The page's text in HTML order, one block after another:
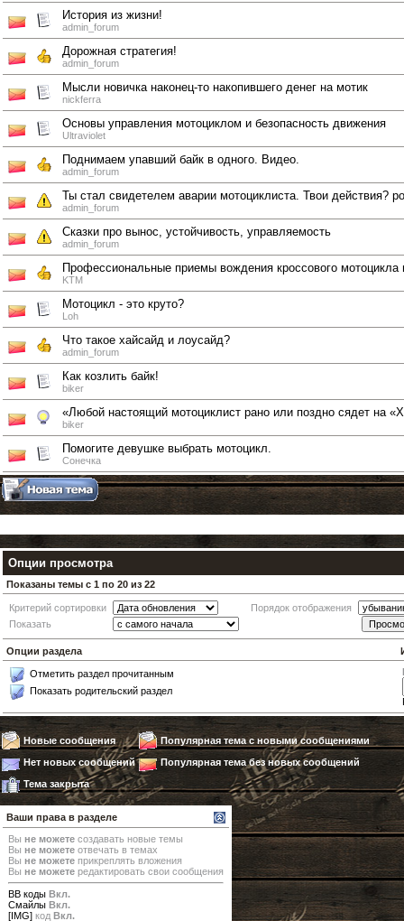
История из жизни!
admin_forum
Дорожная стратегия!
admin_forum
Мысли новичка наконец-то накопившего денег на мотик
nickferra
Основы управления мотоциклом и безопасность движения
Ultraviolet
Поднимаем упавший байк в одного. Видео.
admin_forum
Ты стал свидетелем аварии мотоциклиста. Твои действия?
admin_forum
Сказки про вынос, устойчивость, управляемость
admin_forum
Профессиональные приемы вождения кроссового мотоцикла
KTM
Мотоцикл - это круто?
Loh
Что такое хайсайд и лоусайд?
admin_forum
Как козлить байк!
biker
«Любой настоящий мотоциклист рано или поздно сядет на
biker
Помогите девушке выбрать мотоцикл.
Сонечка
Опции просмотра
Показаны темы с 1 по 20 из 22
Критерий сортировки
Порядок отображения
Показать
Опции раздела
Отметить раздел прочитанным
Показать родительский раздел
Новые сообщения
Популярная тема с новыми сообщениями
Нет новых сообщений
Популярная тема без новых сообщений
Тема закрыта
Ваши права в разделе
Вы не можете создавать новые темы
Вы не можете отвечать в темах
Вы не можете прикреплять вложения
Вы не можете редактировать свои сообщения
BB коды Вкл.
Смайлы Вкл.
[IMG] код Вкл.